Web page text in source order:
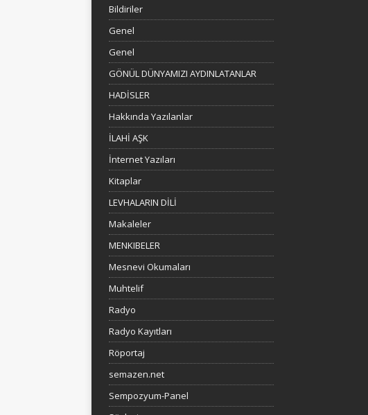
Bildiriler
Genel
Genel
GÖNÜL DÜNYAMIZI AYDINLATANLAR
HADİSLER
Hakkında Yazılanlar
İLAHİ AŞK
İnternet Yazıları
Kitaplar
LEVHALARIN DİLİ
Makaleler
MENKIBELER
Mesnevi Okumaları
Muhtelif
Radyo
Radyo Kayıtları
Röportaj
semazen.net
Sempozyum-Panel